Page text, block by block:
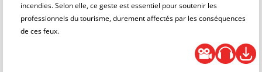
incendies. Selon elle, ce geste est essentiel pour soutenir les
professionnels du tourisme, durement affectés par les conséquences
de ces feux.